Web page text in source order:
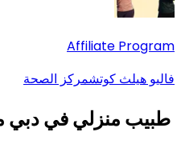
Affiliate Program
فاليو هيلث كوتشمركز الصحة
طبيب منزلي في دبي